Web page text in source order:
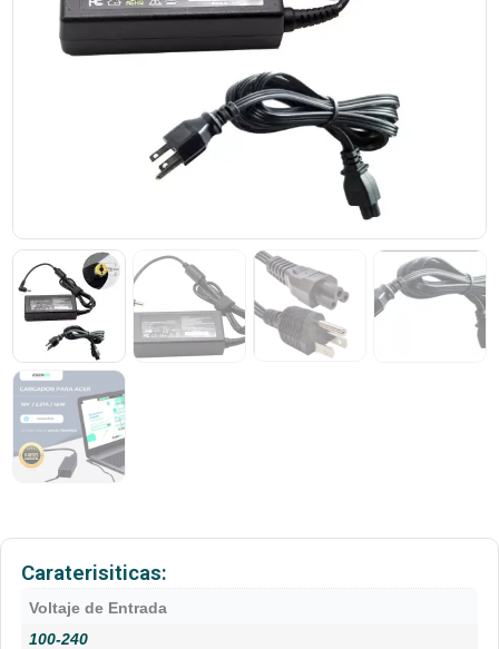
Caraterisiticas:
Voltaje de Entrada
100-240